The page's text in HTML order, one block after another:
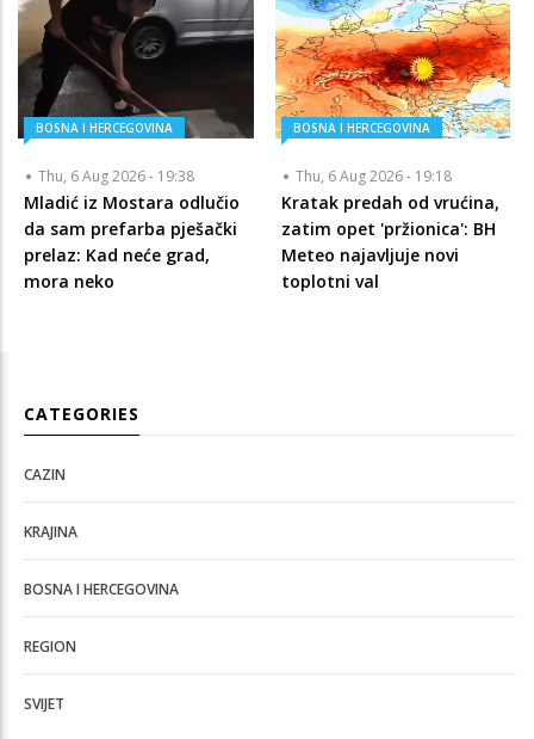
BOSNA I HERCEGOVINA
Thu, 6 Aug 2026 - 19:38
Mladić iz Mostara odlučio
da sam prefarba pješački
prelaz: Kad neće grad,
mora neko
BOSNA I HERCEGOVINA
Thu, 6 Aug 2026 - 19:18
Kratak predah od vrućina,
zatim opet 'pržionica': BH
Meteo najavljuje novi
toplotni val
CATEGORIES
CAZIN
KRAJINA
BOSNA I HERCEGOVINA
REGION
SVIJET